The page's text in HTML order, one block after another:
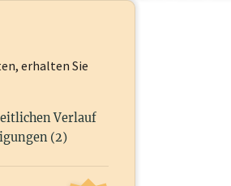
erhalten Sie
Verlauf
(2)